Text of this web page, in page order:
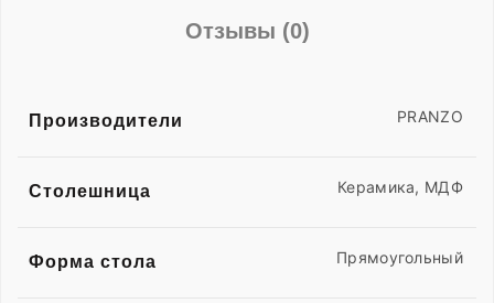
Отзывы (0)
Производители PRANZO
Столешница Керамика, МДФ
Форма стола Прямоугольный